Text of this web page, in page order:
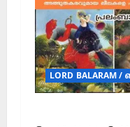
LORD BALARAM /